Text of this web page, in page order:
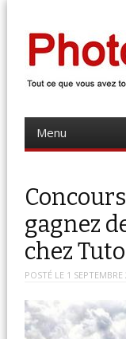
Photo
Menu
content
gagnez
chez
POSTÉ LE 1 SEPTEMBRE